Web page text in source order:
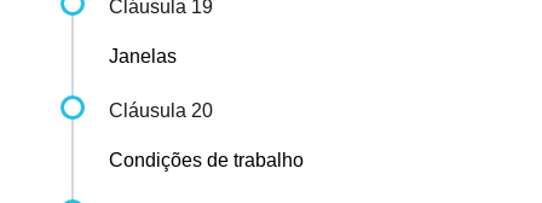
Cláusula 19
Janelas
Cláusula 20
Condições de trabalho